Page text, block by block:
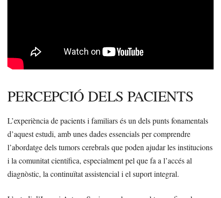
PERCEPCIÓ DELS PACIENTS
L’experiència de pacients i familiars és un dels punts fonamentals
d’aquest estudi, amb unes dades essencials per comprendre
l’abordatge dels tumors cerebrals que poden ajudar les institucions
i la comunitat científica, especialment pel que fa a l’accés al
diagnòstic, la continuïtat assistencial i el suport integral.